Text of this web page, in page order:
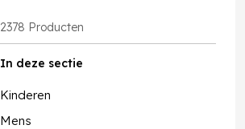
2378 Producten
In deze sectie
Kinderen
Mens